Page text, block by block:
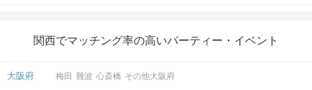
STEP4 パーティー終了
関西でマッチング率の高いパーティー・イベント
大阪府 梅田 難波 心斎橋 その他大阪府